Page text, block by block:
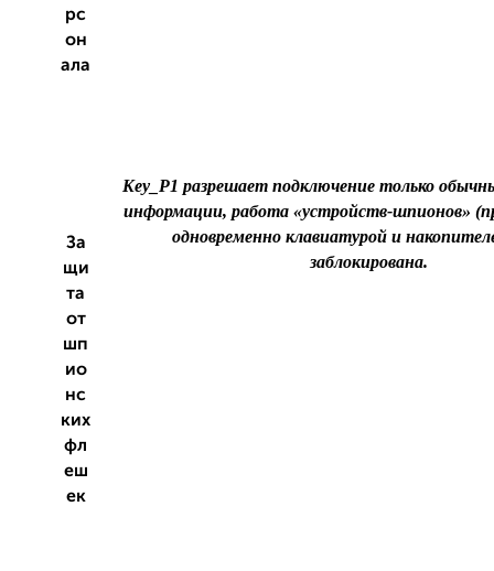
рс
он
ала
За
щи
та
от
шп
ио
нс
ких
фл
еш
ек
Key_P1 разрешает подключение только
информации, работа «устройств-шпионов»
одновременно клавиатурой и
заблокирована.